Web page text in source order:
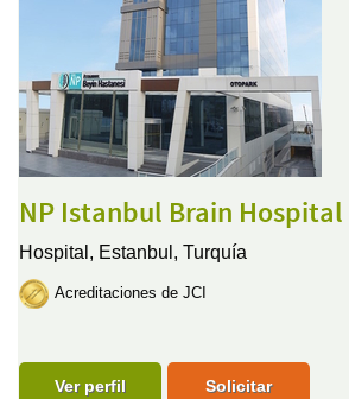
NP Istanbul Brain Hospital
Hospital, Estanbul, Turquía
Acreditaciones de JCI
Ver perfil
Solicitar